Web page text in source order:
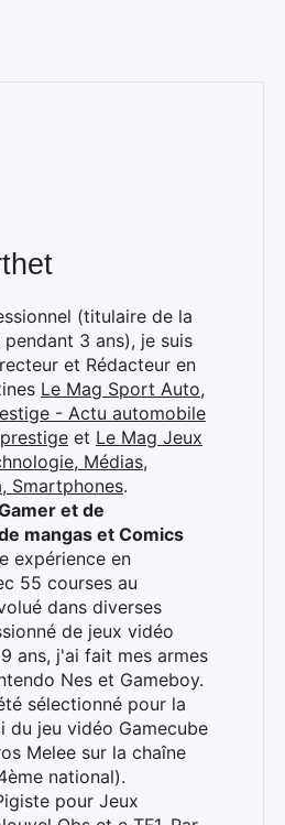
(titulaire de la
3 ans), je suis
et Rédacteur en
Le Mag Sport Auto,
- Actu automobile
et Le Mag Jeux
Médias,
Smartphones.
et de
mangas et Comics
expérience en
55 courses au
dans diverses
de jeux vidéo
ans, j'ai fait mes armes
Nes et Gameboy.
sélectionné pour la
du jeu vidéo Gamecube
Melee sur la chaîne
national).
pour Jeux